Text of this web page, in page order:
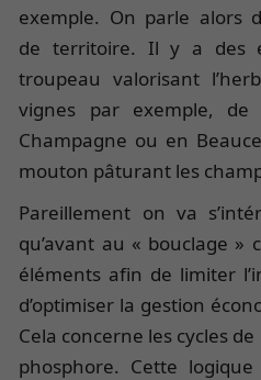
exemple. On parle alors
de territoire. Il y a des
troupeau valorisant
vignes par exemple,
Champagne ou en
mouton pâturant les
Pareillement on va
qu’avant au « bouclage »
éléments afin de limiter
d’optimiser la gestion
Cela concerne les cycles
phosphore. Cette logique